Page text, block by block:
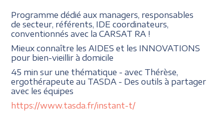
Programme dédié aux managers, responsables
de secteur, référents, IDE coordinateurs,
conventionnés avec la CARSAT RA !
Mieux connaître les AIDES et les INNOVATIONS
pour bien-vieillir à domicile
45 min sur une thématique - avec Thérèse,
ergothérapeute au TASDA - Des outils à partager
avec les équipes
https://www.tasda.fr/instant-t/